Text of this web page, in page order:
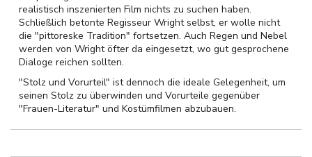
realistisch inszenierten Film nichts zu suchen haben.
Schließlich betonte Regisseur Wright selbst, er wolle nicht
die "pittoreske Tradition" fortsetzen. Auch Regen und Nebel
werden von Wright öfter da eingesetzt, wo gut gesprochene
Dialoge reichen sollten.
"Stolz und Vorurteil" ist dennoch die ideale Gelegenheit, um
seinen Stolz zu überwinden und Vorurteile gegenüber
"Frauen-Literatur" und Kostümfilmen abzubauen.